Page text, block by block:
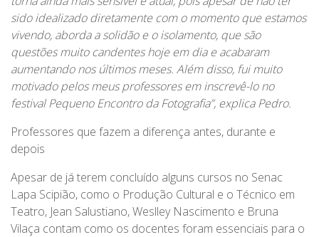
sido idealizado diretamente com o momento que estamos
vivendo, aborda a solidão e o isolamento, que são
questões muito candentes hoje em dia e acabaram
aumentando nos últimos meses. Além disso, fui muito
motivado pelos meus professores em inscrevê-lo no
festival Pequeno Encontro da Fotografia”, explica Pedro.
Professores que fazem a diferença antes, durante e
depois
Apesar de já terem concluído alguns cursos no Senac
Lapa Scipião, como o Produção Cultural e o Técnico em
Teatro, Jean Salustiano, Weslley Nascimento e Bruna
Vilaça contam como os docentes foram essenciais para o